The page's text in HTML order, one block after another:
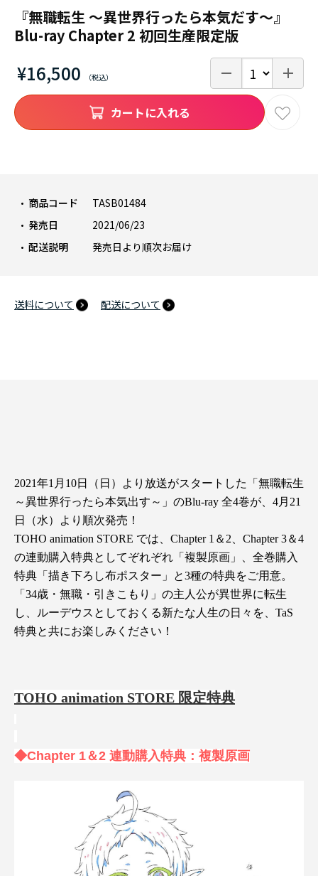
『無職転生 ～異世界行ったら本気だす～』
Blu-ray Chapter 2 初回生産限定版
¥16,500
商品コード
TASB01484
発売日
2021/06/23
配送説明
発売日より順次お届け
送料について 配送について
カートに入れる
2021年1月10日（日）より放送がスタートした「無職転生
～異世界行ったら本気出す～」のBlu-ray 全4巻が、4月21
日（水）より順次発売！
TOHO animation STORE では、Chapter 1＆2、Chapter 3＆4
の連動購入特典としてぞれぞれ「複製原画」、全巻購入
特典「描き下ろし布ポスター」と3種の特典をご用意。
「34歳・無職・引きこもり」の主人公が異世界に転生
し、ルーデウスとしておくる新たな人生の日々を、TaS
特典と共にお楽しみください！
TOHO animation STORE 限定特典
◆Chapter 1＆2 連動購入特典：複製原画